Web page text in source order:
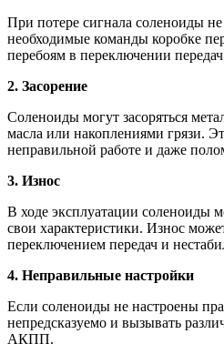
При потере сигнала соленоиды не
необходимые команды коробке
перебоям в переключении
2. Засорение
Соленоиды могут засоряться
масла или накоплениями грязи.
неправильной работе и даже
3. Износ
В ходе эксплуатации соленоиды
свои характеристики. Износ
переключением передач и
4. Неправильные настройки
Если соленоиды не настроены
непредсказуемо и вызывать
АКПП.